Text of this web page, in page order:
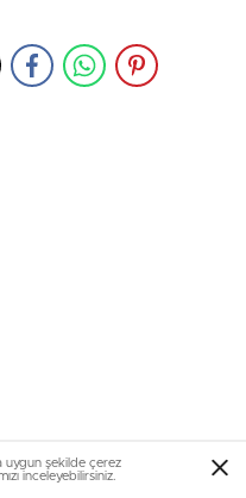
uygun şekilde çerez
inceleyebilirsiniz.